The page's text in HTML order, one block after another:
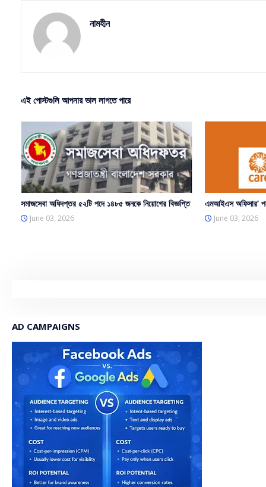
নামহীন
এই পোস্টগুলি আপনার ভাল লাগতে পারে
সমাজসেবা অধিদপ্তর ৫২টি পদে ১৪৮৫ জনকে নিয়োগের বিজ্ঞপ্তি
June 03, 2026
এমআইএস অফিসার’
June 03, 2026
AD CAMPAIGNS